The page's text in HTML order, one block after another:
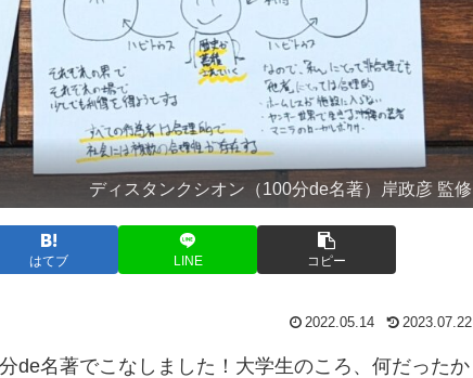
ディスタンクシオン（100分de名著）岸政彦 監修
はてブ LINE コピー
2022.05.14 2023.07.22
de名著でこなしました！大学生のころ、何だったか